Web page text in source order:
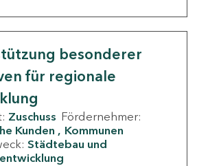
besonderer
für regionale
Zuschuss Fördernehmer:
Kunden
Kommunen
Städtebau und